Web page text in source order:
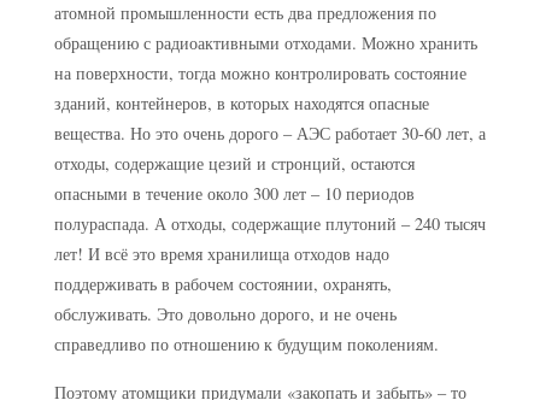
атомной промышленности есть два предложения по
обращению с радиоактивными отходами. Можно хранить
на поверхности, тогда можно контролировать состояние
зданий, контейнеров, в которых находятся опасные
вещества. Но это очень дорого – АЭС работает 30-60 лет, а
отходы, содержащие цезий и стронций, остаются
опасными в течение около 300 лет – 10 периодов
полураспада. А отходы, содержащие плутоний – 240 тысяч
лет! И всё это время хранилища отходов надо
поддерживать в рабочем состоянии, охранять,
обслуживать. Это довольно дорого, и не очень
справедливо по отношению к будущим поколениям.
Поэтому атомщики придумали «закопать и забыть» – то